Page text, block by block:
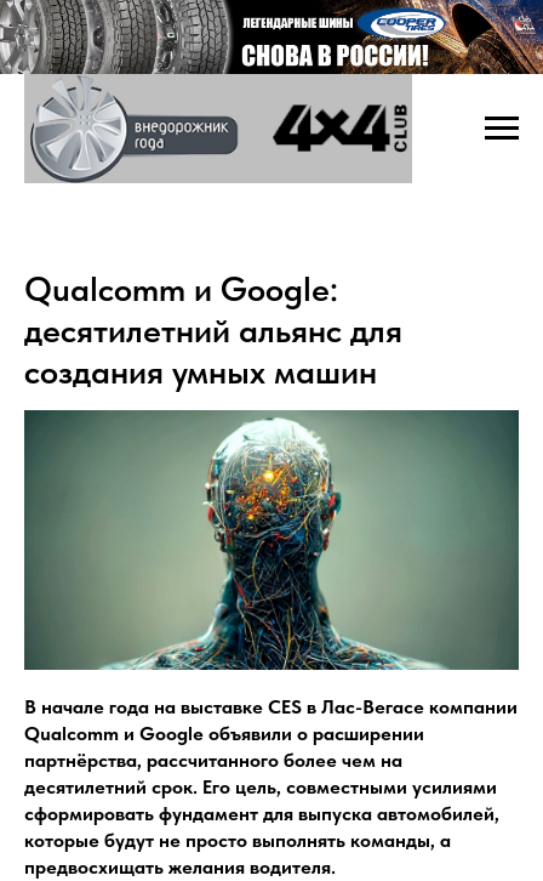
Qualcomm и Google:
десятилетний альянс для
создания умных машин
В начале года на выставке CES в Лас-Вегасе компании
Qualcomm и Google объявили о расширении
партнёрства, рассчитанного более чем на
десятилетний срок. Его цель, совместными усилиями
сформировать фундамент для выпуска автомобилей,
которые будут не просто выполнять команды, а
предвосхищать желания водителя.